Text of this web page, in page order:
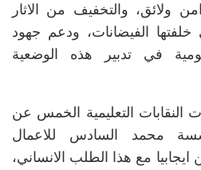
ولائق، والتخفيف من الاثار
خلفتها الفيضانات، ودعم جهود
في تدبير هذه الوضعية
النقابات التعليمية الخمس عن
محمد السادس للاعمال
ايجابيا مع هذا الطلب الانساني،